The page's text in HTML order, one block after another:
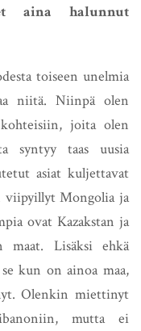
aina halunnut
toiseen unelmia
niitä. Niinpä olen
joita olen
syntyy taas uusia
asiat kuljettavat
viipyillyt Mongolia ja
ovat Kazakstan ja
maat. Lisäksi ehkä
kun on ainoa maa,
Olenkin miettinyt
mutta ei